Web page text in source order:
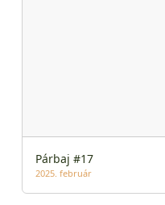
Párbaj #17
2025. február